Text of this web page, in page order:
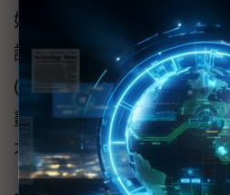
好的服務。像2021年初就
認證，接下來還有導入安
(SSDLC)、增加資安投資
劃，希望從硬體、軟體、
不同面向打造全方位資安